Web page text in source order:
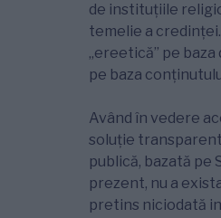
de instituțiile
temelie a
„ereetică” pe
pe baza
Având în vedere
soluție
publică, bazată pe
prezent, nu a
pretins niciodată